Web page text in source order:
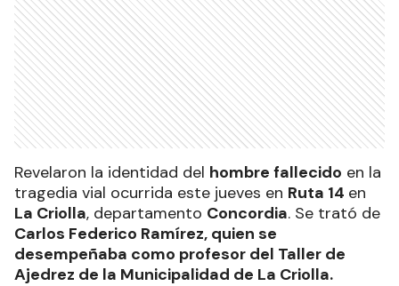
Revelaron la identidad del hombre fallecido en la
tragedia vial ocurrida este jueves en Ruta 14 en
La Criolla, departamento Concordia. Se trató de
Carlos Federico Ramírez, quien se
desempeñaba como profesor del Taller de
Ajedrez de la Municipalidad de La Criolla.